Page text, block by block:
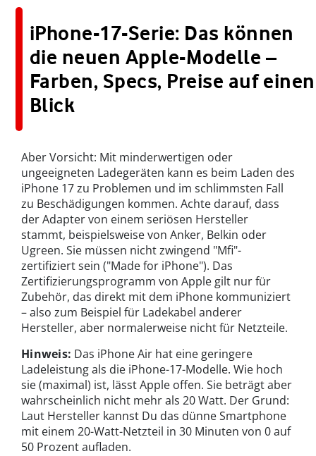
iPhone-17-Serie: Das können
die neuen Apple-Modelle –
Farben, Specs, Preise auf einen
Blick
Aber Vorsicht: Mit minderwertigen oder
ungeeigneten Ladegeräten kann es beim Laden des
iPhone 17 zu Problemen und im schlimmsten Fall
zu Beschädigungen kommen. Achte darauf, dass
der Adapter von einem seriösen Hersteller
stammt, beispielsweise von Anker, Belkin oder
Ugreen. Sie müssen nicht zwingend "Mfi"-
zertifiziert sein ("Made for iPhone"). Das
Zertifizierungsprogramm von Apple gilt nur für
Zubehör, das direkt mit dem iPhone kommuniziert
– also zum Beispiel für Ladekabel anderer
Hersteller, aber normalerweise nicht für Netzteile.
Hinweis: Das iPhone Air hat eine geringere
Ladeleistung als die iPhone-17-Modelle. Wie hoch
sie (maximal) ist, lässt Apple offen. Sie beträgt aber
wahrscheinlich nicht mehr als 20 Watt. Der Grund:
Laut Hersteller kannst Du das dünne Smartphone
mit einem 20-Watt-Netzteil in 30 Minuten von 0 auf
50 Prozent aufladen.